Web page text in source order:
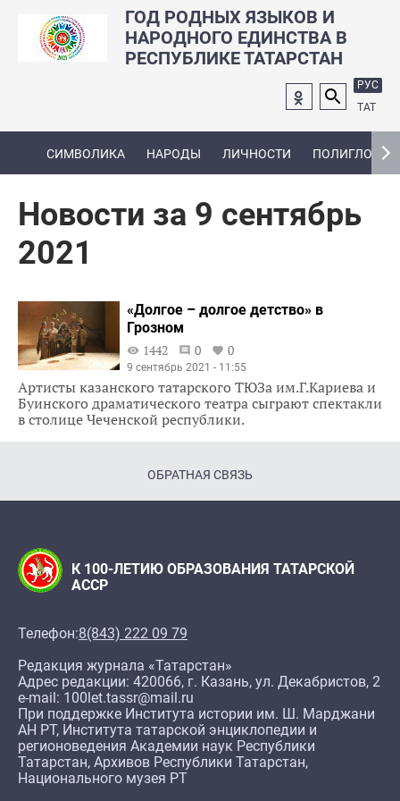
ГОД РОДНЫХ ЯЗЫКОВ И
НАРОДНОГО ЕДИНСТВА В
РЕСПУБЛИКЕ ТАТАРСТАН
РУС
ТАТ
СИМВОЛИКА НАРОДЫ ЛИЧНОСТИ ПОЛИГЛОТ
Новости за 9 сентябрь
2021
«Долгое – долгое детство» в
Грозном
1442
0 0
9 сентябрь 2021 - 11:55
Артисты казанского татарского ТЮЗа им.Г.Кариева и
Буинского драматического театра сыграют спектакли
в столице Чеченской республики.
ОБРАТНАЯ СВЯЗЬ
К 100-ЛЕТИЮ ОБРАЗОВАНИЯ ТАТАРСКОЙ
АССР
Телефон:8(843) 222 09 79
Редакция журнала «Татарстан»
Адрес редакции: 420066, г. Казань, ул. Декабристов, 2
e-mail: 100let.tassr@mail.ru
При поддержке Института истории им. Ш. Марджани
АН РТ, Института татарской энциклопедии и
регионоведения Академии наук Республики
Татарстан, Архивов Республики Татарстан,
Национального музея РТ